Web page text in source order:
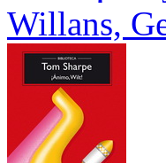
Willans,